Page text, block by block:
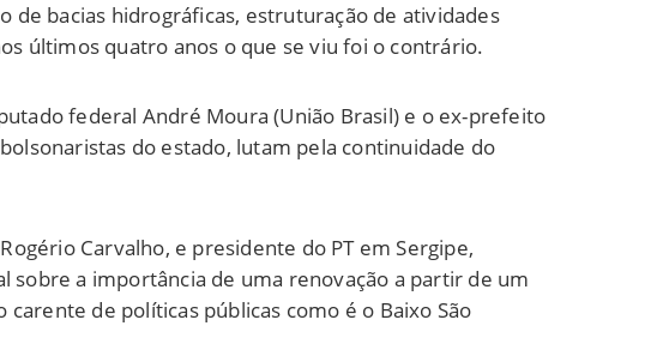
de bacias hidrográficas, estruturação de atividades
últimos quatro anos o que se viu foi o contrário.
federal André Moura (União Brasil) e o ex-prefeito
do estado, lutam pela continuidade do
Carvalho, e presidente do PT em Sergipe,
sobre a importância de uma renovação a partir de um
de políticas públicas como é o Baixo São